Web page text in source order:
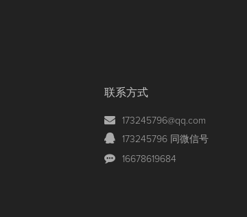
联系方式
173245796@qq.com
173245796 同微信号
16678619684